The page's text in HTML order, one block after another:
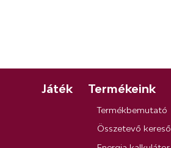
Játék Termékeink
Termékbemutató
Összetevő kereső